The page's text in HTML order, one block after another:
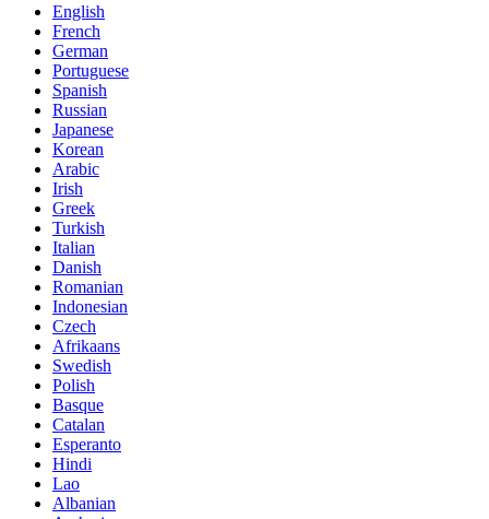
English
French
German
Portuguese
Spanish
Russian
Japanese
Korean
Arabic
Irish
Greek
Turkish
Italian
Danish
Romanian
Indonesian
Czech
Afrikaans
Swedish
Polish
Basque
Catalan
Esperanto
Hindi
Lao
Albanian